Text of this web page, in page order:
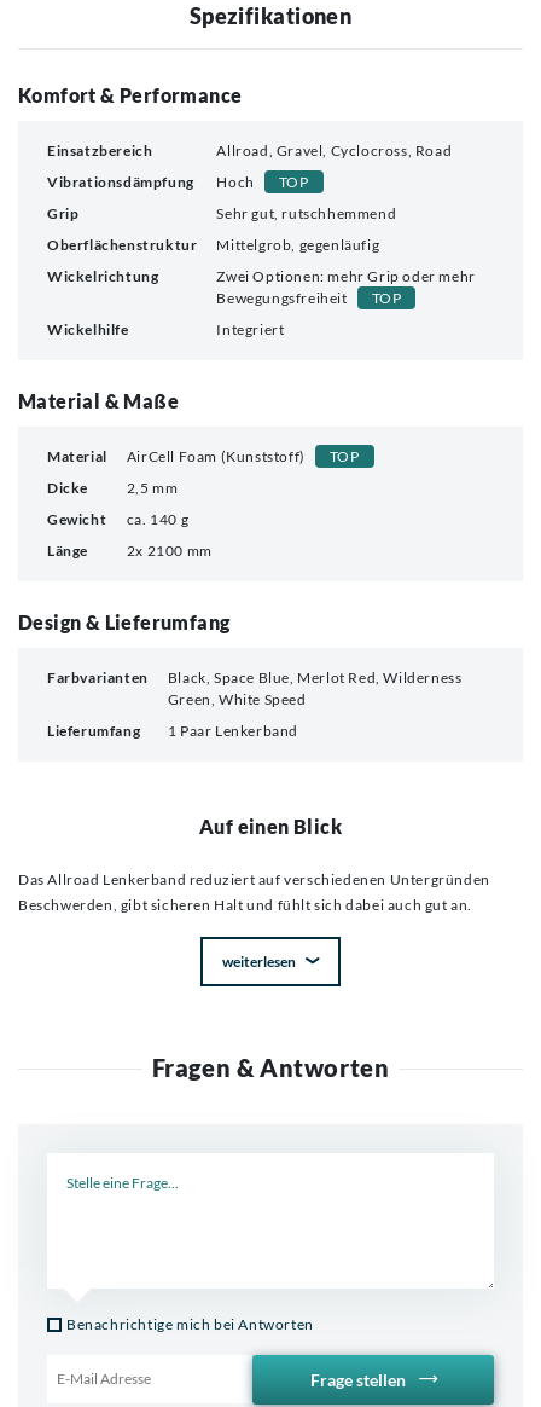
Spezifikationen
Komfort & Performance
Einsatzbereich
Allroad, Gravel, Cyclocross, Road
Vibrationsdämpfung
Hoch
TOP
Grip
Sehr gut, rutschhemmend
Oberflächenstruktur
Mittelgrob, gegenläufig
Wickelrichtung
Zwei Optionen: mehr Grip oder mehr
Bewegungsfreiheit
TOP
Wickelhilfe
Integriert
Material & Maße
Material AirCell Foam (Kunststoff)
TOP
Dicke
2,5 mm
Gewicht
ca. 140 g
Länge
2x 2100 mm
Design & Lieferumfang
Farbvarianten
Black, Space Blue, Merlot Red, Wilderness
Green, White Speed
Lieferumfang
1 Paar Lenkerband
Auf einen Blick
Das Allroad Lenkerband reduziert auf verschiedenen Untergründen
Beschwerden, gibt sicheren Halt und fühlt sich dabei auch gut an.
weiterlesen
Fragen & Antworten
Benachrichtige mich bei Antworten
Frage stellen